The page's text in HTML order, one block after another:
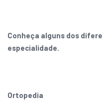
Conheça alguns dos
especialidade.
Ortopedia